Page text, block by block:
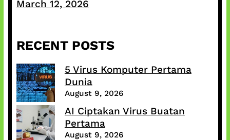
March 12, 2026
RECENT POSTS
5 Virus Komputer Pertama
Dunia
August 9, 2026
AI Ciptakan Virus Buatan
Pertama
August 9, 2026